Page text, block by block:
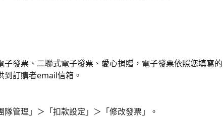
子發票、二聯式電子發票、愛心捐贈，電子發票依照您填寫的
到訂購者email信箱。
管理」＞「扣款設定」＞「修改發票」。